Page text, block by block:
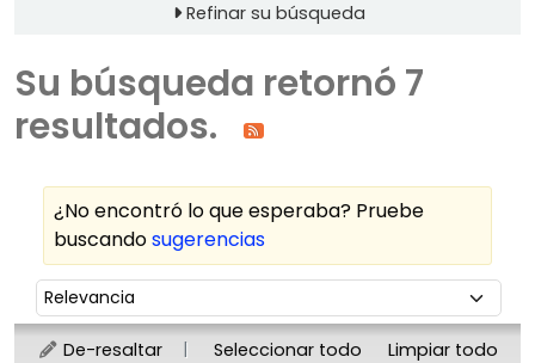
Refinar su búsqueda
Su búsqueda retornó 7
resultados.
¿No encontró lo que esperaba? Pruebe
buscandosugerencias
Ordenar
Ordenar por:
De-resaltar Seleccionar todo
Limpiar todo